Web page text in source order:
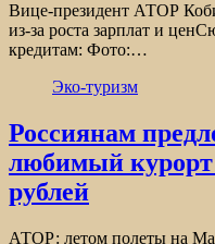
Вице-президент АТОР
из-за роста зарплат и
кредитам: Фото:…
Эко-туризм
Россиянам
любимый курорт
рублей
АТОР: летом полеты на